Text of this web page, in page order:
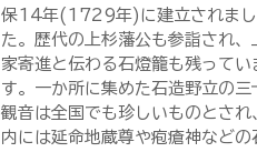
保14年(1729年)に建立されまし
た。歴代の上杉藩公も参詣され、
家寄進と伝わる石燈籠も残ってい
す。一か所に集めた石造野立の三
観音は全国でも珍しいものとされ
内には延命地蔵尊や疱瘡神などの